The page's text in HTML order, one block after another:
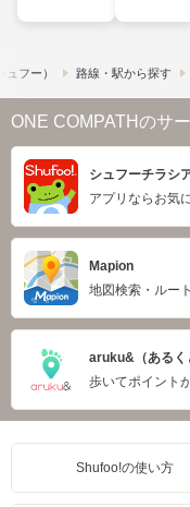
フー） 路線・駅から探す
ONE COMPATHのサ
シュフーチラシ
アプリならお気
Mapion
地図検索・ルー
aruku&（あるく
歩いてポイント
Shufoo!の使い方